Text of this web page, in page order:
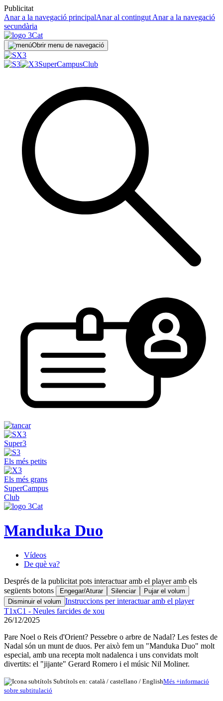
Publicitat
Anar a la navegació principalAnar al contingut Anar a la navegació
secundària
Obrir menu de navegació
SuperCampusClub
Super3
Els més petits
Els més grans
SuperCampus
Club
Manduka Duo
Vídeos
De què va?
Després de la publicitat pots interactuar amb el player amb els
següents botons
Engegar/Aturar Silenciar
Pujar el volum
Disminuir el volum Instruccions per interactuar amb el player
T1xC1 - Neules farcides de xou
26/12/2025
Pare Noel o Reis d'Orient? Pessebre o arbre de Nadal? Les festes de
Nadal són un munt de duos. Per això fem un "Manduka Duo" molt
especial, amb una recepta molt nadalenca i uns convidats molt
divertits: el "jijante" Gerard Romero i el músic Nil Moliner.
Subtítols en: català / castellano / EnglishMés +informació
sobre subtitulació